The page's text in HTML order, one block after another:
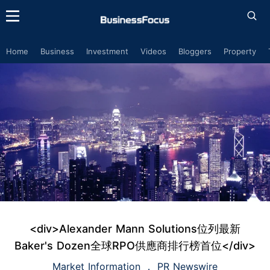
Home Business Investment Videos Bloggers Property
<div>Alexander Mann Solutions位列最新
Baker's Dozen全球RPO供應商排行榜首位</div>
Market Information PR Newswire